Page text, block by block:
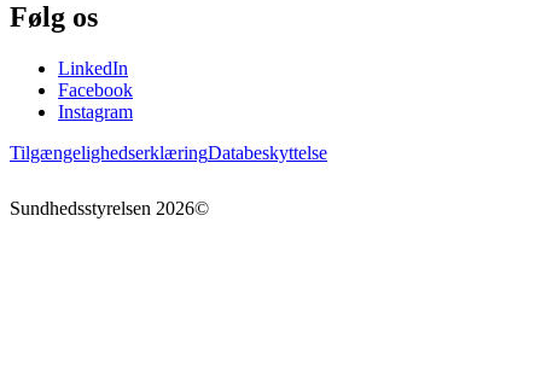
Følg os
LinkedIn
Facebook
Instagram
TilgængelighedserklæringDatabeskyttelse
Sundhedsstyrelsen 2026©